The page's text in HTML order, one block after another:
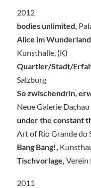
2012
bodies unlimited,
Alice im
Kunsthalle, (K)
Quartier/Stadt/
Salzburg
So zwischendrin,
Neue Galerie Dachau
under the constant
Art of Rio Grande do
Bang Bang!,
Tischvorlage, Verein
2011